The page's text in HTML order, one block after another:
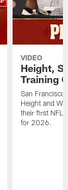
VIDEO
Height,
Training
San Francisco
Height and
their first NFL
for 2026.